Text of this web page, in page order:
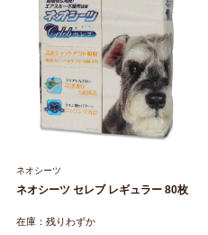
ネオシーツ
ネオシーツ セレブ レギュラー 80枚
在庫：残りわずか